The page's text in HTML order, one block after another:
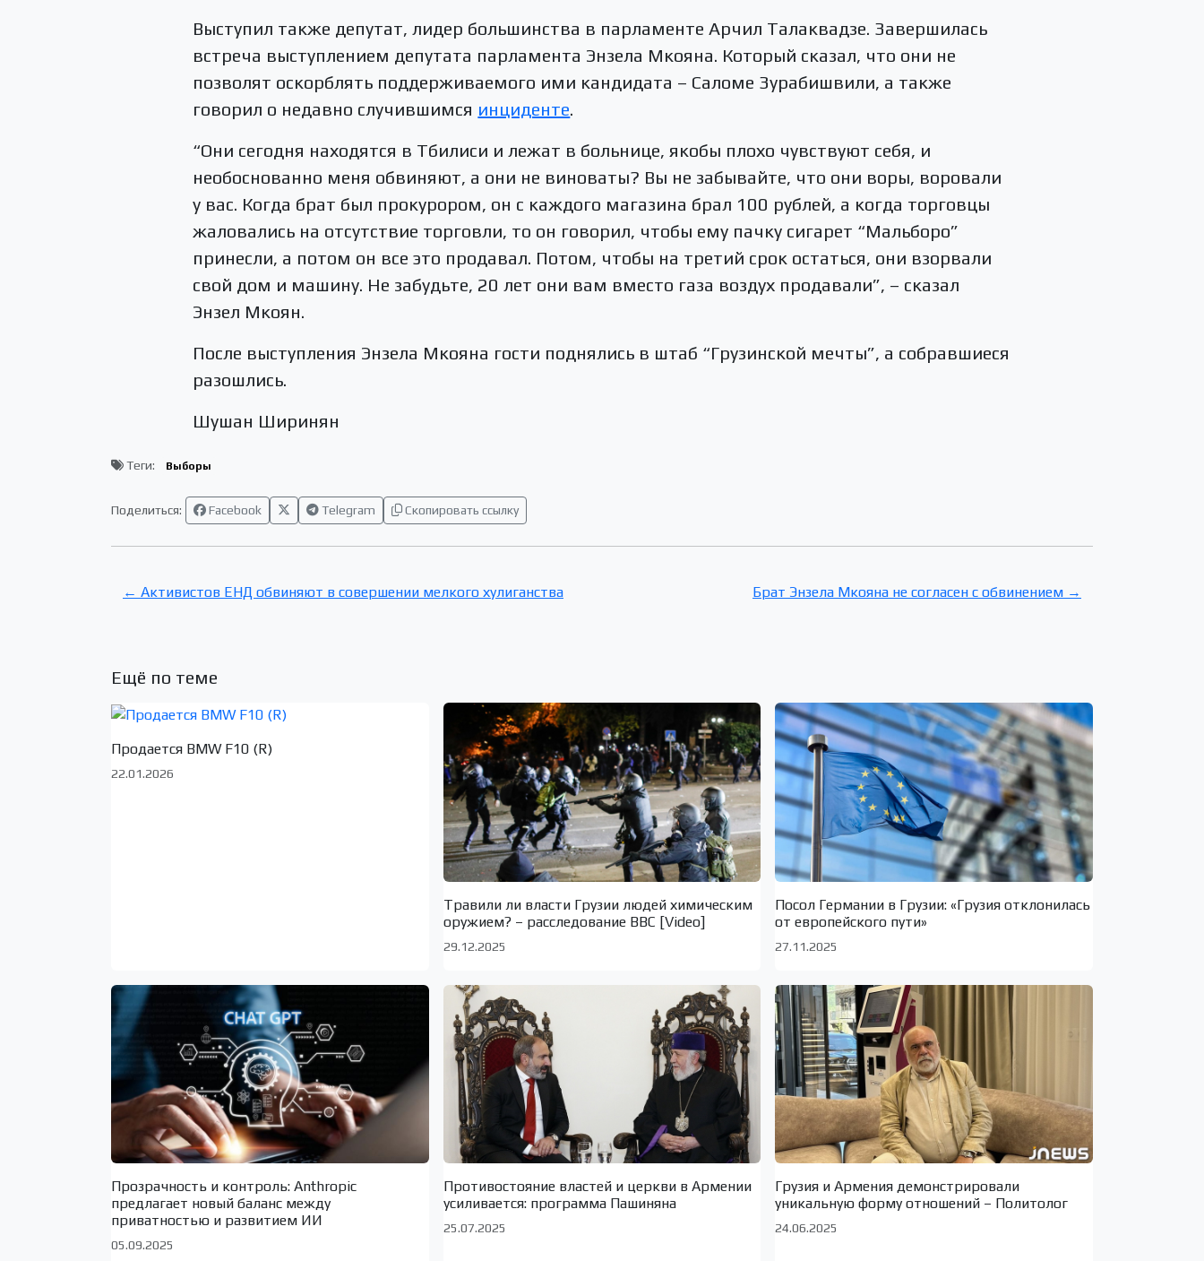
Выступил также депутат, лидер большинства в парламенте Арчил Талаквадзе. Завершилась
встреча выступлением депутата парламента Энзела Мкояна. Который сказал, что они не
позволят оскорблять поддерживаемого ими кандидата – Саломе Зурабишвили, а также
говорил о недавно случившимся инциденте.
“Они сегодня находятся в Тбилиси и лежат в больнице, якобы плохо чувствуют себя, и
необоснованно меня обвиняют, а они не виноваты? Вы не забывайте, что они воры, воровали
у вас. Когда брат был прокурором, он с каждого магазина брал 100 рублей, а когда торговцы
жаловались на отсутствие торговли, то он говорил, чтобы ему пачку сигарет “Мальборо”
принесли, а потом он все это продавал. Потом, чтобы на третий срок остаться, они взорвали
свой дом и машину. Не забудьте, 20 лет они вам вместо газа воздух продавали”, – сказал
Энзел Мкоян.
После выступления Энзела Мкояна гости поднялись в штаб “Грузинской мечты”, а собравшиеся
разошлись.
Шушан Ширинян
Теги: Выборы
Поделиться: Facebook Telegram Скопировать ссылку
← Активистов ЕНД обвиняют в совершении мелкого хулиганства Брат Энзела Мкояна не согласен с обвинением →
Ещё по теме
Продается BMW F10 (R)
22.01.2026
Травили ли власти Грузии людей химическим
оружием? – расследование BBC [Video]
29.12.2025
Посол Германии в Грузии: «Грузия отклонилась
от европейского пути»
27.11.2025
Прозрачность и контроль: Anthropic
предлагает новый баланс между
приватностью и развитием ИИ
05.09.2025
Противостояние властей и церкви в Армении
усиливается: программа Пашиняна
25.07.2025
Грузия и Армения демонстрировали
уникальную форму отношений – Политолог
24.06.2025